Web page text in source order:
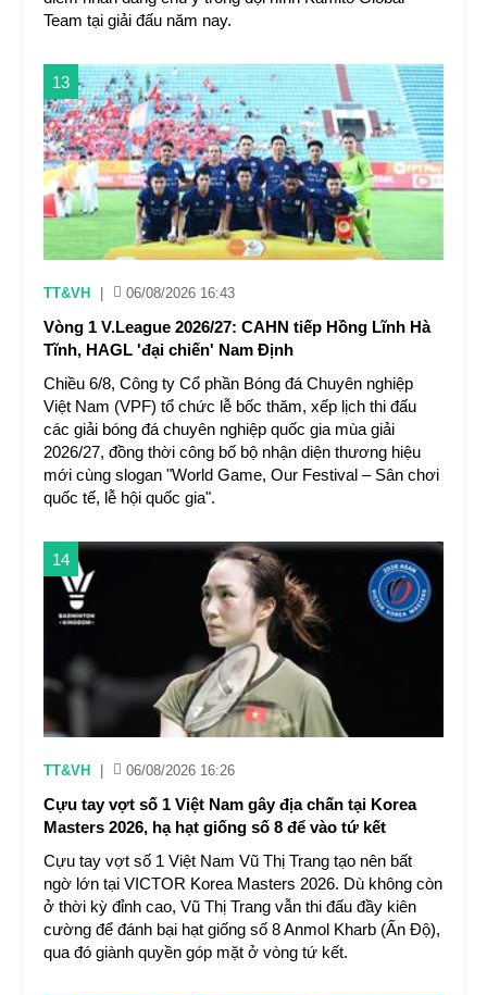
Team tại giải đấu năm nay.
13
TT&VH 06/08/2026 16:43
Vòng 1 V.League 2026/27: CAHN tiếp Hồng Lĩnh Hà
Tĩnh, HAGL 'đại chiến' Nam Định
Chiều 6/8, Công ty Cổ phần Bóng đá Chuyên nghiệp
Việt Nam (VPF) tổ chức lễ bốc thăm, xếp lịch thi đấu
các giải bóng đá chuyên nghiệp quốc gia mùa giải
2026/27, đồng thời công bố bộ nhận diện thương hiệu
mới cùng slogan "World Game, Our Festival – Sân chơi
quốc tế, lễ hội quốc gia".
14
TT&VH 06/08/2026 16:26
Cựu tay vợt số 1 Việt Nam gây địa chấn tại Korea
Masters 2026, hạ hạt giống số 8 để vào tứ kết
Cựu tay vợt số 1 Việt Nam Vũ Thị Trang tạo nên bất
ngờ lớn tại VICTOR Korea Masters 2026. Dù không còn
ở thời kỳ đỉnh cao, Vũ Thị Trang vẫn thi đấu đầy kiên
cường để đánh bại hạt giống số 8 Anmol Kharb (Ấn Độ),
qua đó giành quyền góp mặt ở vòng tứ kết.